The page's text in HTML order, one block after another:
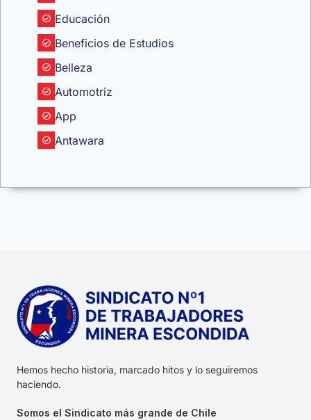
Educación
Beneficios de Estudios
Belleza
Automotriz
App
Antawara
Hemos hecho historia, marcado hitos y lo seguiremos
haciendo.
Somos el Sindicato más grande de Chile